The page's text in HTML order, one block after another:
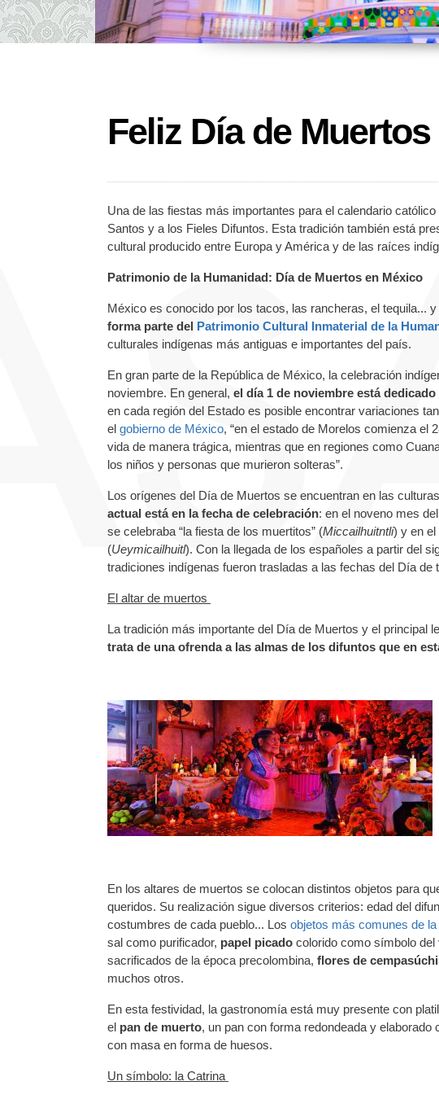
Feliz Día de Muertos
Una de las fiestas más importantes para el calendario
Santos y a los Fieles Difuntos. Esta tradición también está
cultural producido entre Europa y América y de las raíces
Patrimonio de la Humanidad: Día de Muertos en México
México es conocido por los tacos, las rancheras, el tequila...
forma parte del Patrimonio Cultural Inmaterial de la
culturales indígenas más antiguas e importantes del país.
En gran parte de la República de México, la celebración
noviembre. En general, el día 1 de noviembre está
en cada región del Estado es posible encontrar variaciones
el gobierno de México, “en el estado de Morelos comienza el
vida de manera trágica, mientras que en regiones como
los niños y personas que murieron solteras”.
Los orígenes del Día de Muertos se encuentran en las
actual está en la fecha de celebración: en el noveno mes
se celebraba “la fiesta de los muertitos” (Miccailhuitntli) y en el
(Ueymicailhuitl). Con la llegada de los españoles a partir del
tradiciones indígenas fueron trasladas a las fechas del Día
El altar de muertos
La tradición más importante del Día de Muertos y el principal
trata de una ofrenda a las almas de los difuntos que en
En los altares de muertos se colocan distintos objetos para
queridos. Su realización sigue diversos criterios: edad del
costumbres de cada pueblo... Los objetos más comunes de la
sal como purificador, papel picado colorido como símbolo
sacrificados de la época precolombina, flores de
muchos otros.
En esta festividad, la gastronomía está muy presente con
el pan de muerto, un pan con forma redondeada y
con masa en forma de huesos.
Un símbolo: la Catrina